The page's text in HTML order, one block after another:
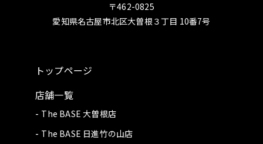
〒462-0825
愛知県名古屋市北区大曽根３丁目 10番7号
トップページ
店舗一覧
The BASE 大曽根店
The BASE 日進竹の山店